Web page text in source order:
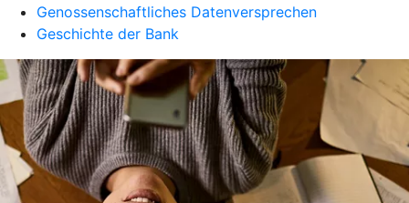
Genossenschaftliches Datenversprechen
Geschichte der Bank